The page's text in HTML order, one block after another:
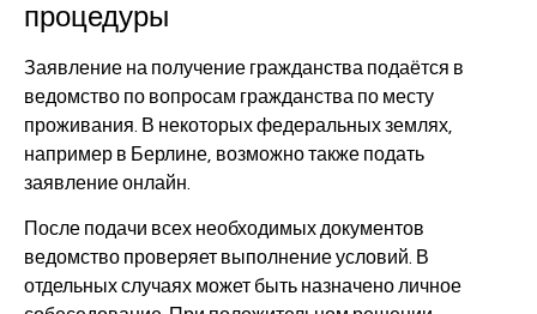
процедуры
Заявление на получение гражданства подаётся в
ведомство по вопросам гражданства по месту
проживания. В некоторых федеральных землях,
например в Берлине, возможно также подать
заявление онлайн.
После подачи всех необходимых документов
ведомство проверяет выполнение условий. В
отдельных случаях может быть назначено личное